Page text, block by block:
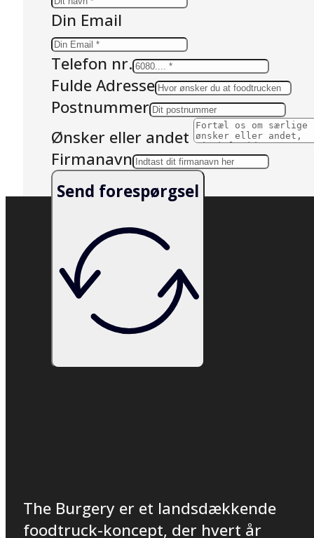
Din Email
Telefon nr.
Fulde Adresse
Postnummer
Ønsker eller andet
Firmanavn
Send forespørgsel
The Burgery er et landsdækkende
foodtruck-koncept, der hvert år